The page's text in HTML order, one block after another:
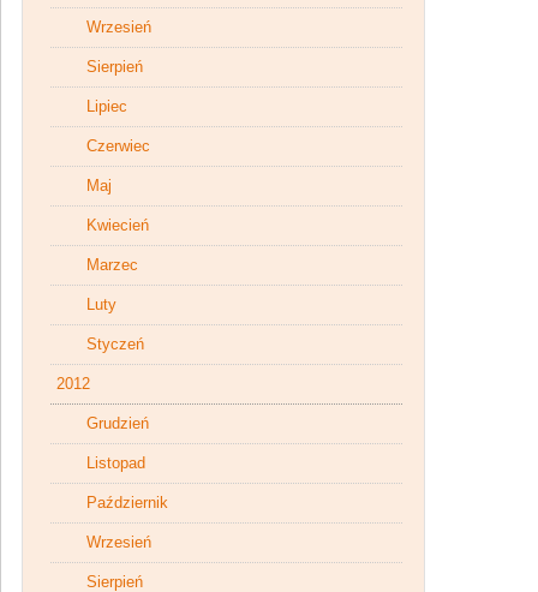
Wrzesień
Sierpień
Lipiec
Czerwiec
Maj
Kwiecień
Marzec
Luty
Styczeń
2012
Grudzień
Listopad
Październik
Wrzesień
Sierpień